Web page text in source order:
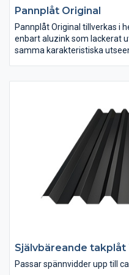
Pannplåt Original
Pannplåt Original tillverkas i
enbart aluzink som lackerat
samma karakteristiska
”nygamla” efterfrågade
även tillverkas utan de små
Självbäreande takplåt
Passar spännvidder upp till